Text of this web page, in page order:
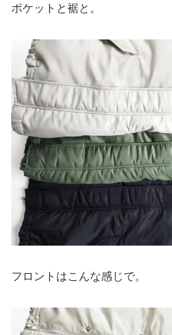
ポケットと裾と。
フロントはこんな感じで。